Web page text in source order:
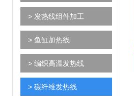
> 发热线组件加工
> 鱼缸加热线
> 编织高温发热线
> 碳纤维发热线